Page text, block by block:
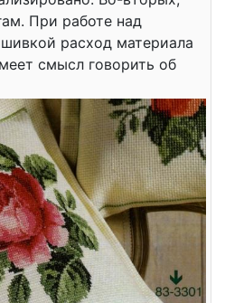
При работе над
расход материала
смысл говорить об